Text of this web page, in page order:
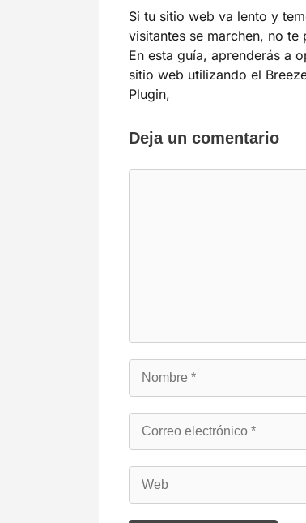
Si tu sitio web va lento y
visitantes se marchen, no te
En esta guía, aprenderás a
sitio web utilizando el
Plugin,
Deja un comentario